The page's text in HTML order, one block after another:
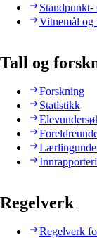
Vitnemål og
Tall og
Forskning
Statistikk
Regelverk
Regelverk